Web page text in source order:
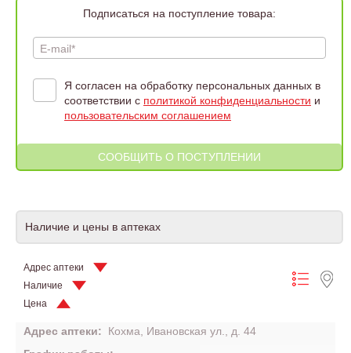
Подписаться на поступление товара:
E-mail*
Я согласен на обработку персональных данных в
соответствии с политикой конфиденциальности и
пользовательским соглашением
Наличие и цены в аптеках
Адрес аптеки
Наличие
Цена
Адрес аптеки:
Кохма, Ивановская ул., д. 44